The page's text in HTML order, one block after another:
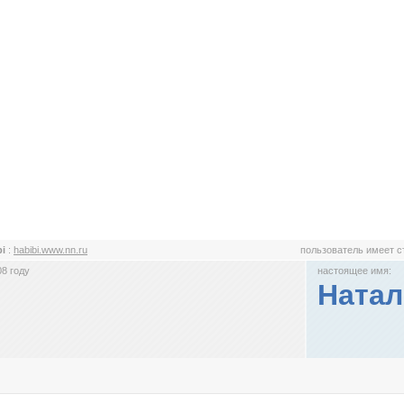
: habibi.www.nn.ru пользователь имеет
году
настоящее имя: